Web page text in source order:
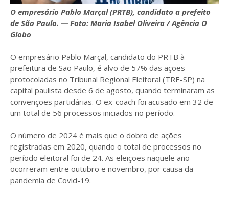
O empresário Pablo Marçal (PRTB), candidato a prefeito
de São Paulo. — Foto: Maria Isabel Oliveira / Agência O
Globo
O empresário Pablo Marçal, candidato do PRTB à
prefeitura de São Paulo, é alvo de 57% das ações
protocoladas no Tribunal Regional Eleitoral (TRE-SP) na
capital paulista desde 6 de agosto, quando terminaram as
convenções partidárias. O ex-coach foi acusado em 32 de
um total de 56 processos iniciados no período.
O número de 2024 é mais que o dobro de ações
registradas em 2020, quando o total de processos no
período eleitoral foi de 24. As eleições naquele ano
ocorreram entre outubro e novembro, por causa da
pandemia de Covid-19.